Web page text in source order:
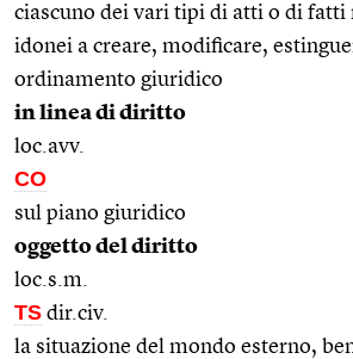
ciascuno dei vari tipi di atti o di fatti
idonei a creare, modificare,
ordinamento giuridico
in linea di diritto
loc.avv.
CO
sul piano giuridico
oggetto del diritto
loc.s.m.
TS dir.civ.
la situazione del mondo esterno,